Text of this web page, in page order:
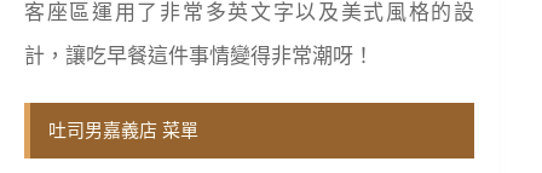
客座區運用了非常多英文字以及 美式風格的設
計，讓吃早餐這件事情變得非常潮呀！
吐司男嘉義店 菜單